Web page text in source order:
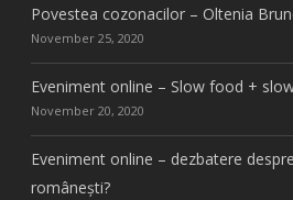
Povestea cozonacilor – Oltenia
November 25, 2020
Eveniment online – Slow food +
November 20, 2020
Eveniment online – dezbatere
românești?